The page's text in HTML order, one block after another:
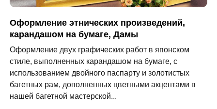
Оформление этнических произведений,
карандашом на бумаге, Дамы
Оформление двух графических работ в японском
стиле, выполненных карандашом на бумаге, с
использованием двойного паспарту и золотистых
багетных рам, дополненных цветными акцентами в
нашей багетной мастерской...